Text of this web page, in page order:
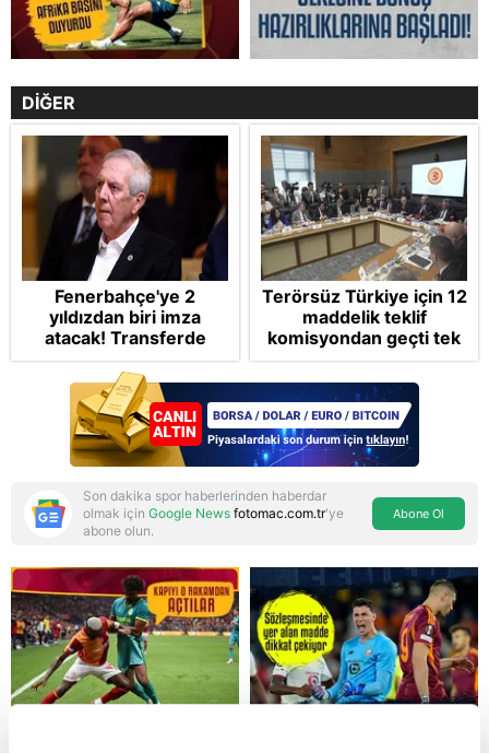
Reddet
DİĞER
Fenerbahçe'ye 2
yıldızdan biri imza
atacak! Transferde
golcü harekatı...
Terörsüz Türkiye için 12
maddelik teklif
komisyondan geçti tek
madde değişti!
Soruşturma ve cezalar
hangi şartlarda
ertelenecek?
Son dakika spor haberlerinden haberdar
olmak için Google News fotomac.com.tr'ye
abone olun.
Abone Ol